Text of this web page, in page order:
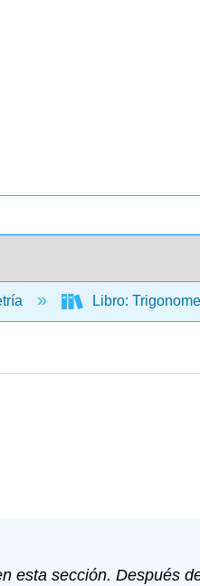
Libro:
esta sección. Después